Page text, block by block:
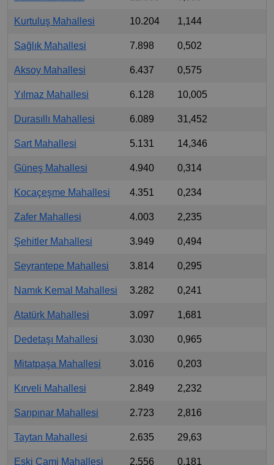
Kurtuluş Mahallesi 10.204 1,144
Sağlık Mahallesi 7.898 0,502
Aksoy Mahallesi 6.437 0,575
Yılmaz Mahallesi 6.128 10,005
Durasıllı Mahallesi 6.089 31,452
Sart Mahallesi 5.131 14,346
Güneş Mahallesi 4.940 0,314
Kocaçeşme Mahallesi 4.351 0,234
Zafer Mahallesi 4.003 2,235
Şehitler Mahallesi 3.949 0,494
Seyrantepe Mahallesi 3.814 0,295
Namık Kemal Mahallesi 3.282 0,241
Atatürk Mahallesi 3.097 1,681
Dedetaşı Mahallesi 3.030 0,965
Mitatpaşa Mahallesi 3.016 0,203
Kırveli Mahallesi 2.849 2,232
Sarıpınar Mahallesi 2.723 2,816
Taytan Mahallesi 2.635 29,63
Eski Cami Mahallesi 2.556 0,181